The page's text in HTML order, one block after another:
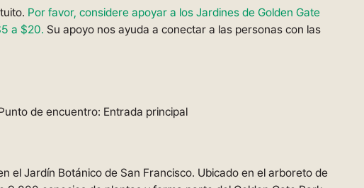
Por favor, considere apoyar a los Jardines de Golden Gate
a $20. Su apoyo nos ayuda a conectar a las personas con las
de encuentro: Entrada principal
el Jardín Botánico de San Francisco. Ubicado en el arboreto de